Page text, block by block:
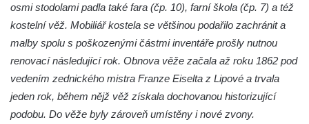
Klášterní kostel svatého Františka z Assisi v
Zákupech
Kostel svatých Fabiána a Šebestiána v
Zákupech
Kostel svatého Havla v Kuřívodech
osmi stodolami padla také fara (čp. 10), farní škola (čp. 7) a též
kostelní věž. Mobiliář kostela se většinou podařilo zachránit a
malby spolu s poškozenými částmi inventáře prošly nutnou
renovací následující rok. Obnova věže začala až roku 1862 pod
vedením zednického mistra Franze Eiselta z Lipové a trvala
jeden rok, během nějž věž získala dochovanou historizující
podobu. Do věže byly zároveň umístěny i nové zvony.